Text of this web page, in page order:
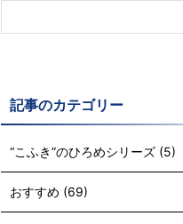
記事のカテゴリー
“こふき”のひろめシリーズ (5)
おすすめ (69)